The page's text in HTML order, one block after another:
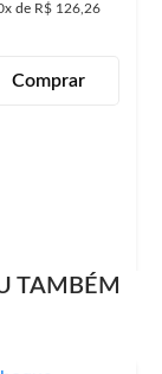
de R$ 126,26
Comprar
TAMBÉM